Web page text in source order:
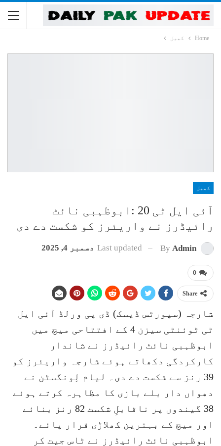
Home کھیل
کھیل
آئی ایل ٹی 20 :ابوظہبی نائٹ
رائیڈرز نے واریئرز کو شکست دے دی
By Admin
Last updated دسمبر 4, 2025
0
Share
شارجہ (سپورٹس ڈیسک) ڈی پی ورلڈ آئی ایل
ٹی ٹوئنٹی سیزن 4 کے افتتاحی میچ میں
ابوظہبی نائٹ رائیڈرز نے شاندار
کارکردگی دکھاتے ہوئے شارجہ واریئرز کو
39 رنز سے شکست دے دی۔ لیام لِونگسٹن نے
دھواں دار بلے بازی کا مظاہرہ کرتے ہوئے
38 گیندوں پر ناقابلِ شکست 82 رنز بنائے
اور میچ کے بہترین کھلاڑی قرار پائے۔
ابوظہبی نائٹ رائیڈرز نے ٹاس جیت کر